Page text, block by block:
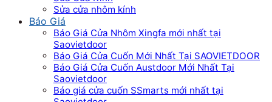
Sửa cửa nhôm kính
Báo Giá
Báo Giá Cửa Nhôm Xingfa mới nhất tại
Saovietdoor
Báo Giá Cửa Cuốn Mới Nhất Tại SAOVIETDOOR
Báo Giá Cửa Cuốn Austdoor Mới Nhất Tại
Saovietdoor
Báo giá cửa cuốn SSmarts mới nhất tại